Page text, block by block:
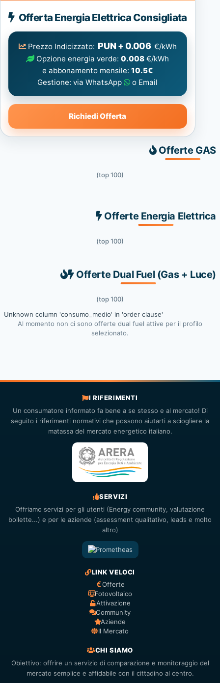
Energia
Elettrica
consigliata
Offerta Energia Elettrica Consigliata
Prezzo Indicizzato: PUN + 0.006 €/kWh
Opzione energia verde:0.008 €/kWh
e abbonamento mensile: 10.5€
Gestione: via WhatsApp
o Email
Richiedi Offerta
Offerte GAS
(top 100)
Offerte Energia Elettrica
(top 100)
Offerte Dual Fuel (Gas + Luce)
(top 100)
Unknown column 'consumo_medio' in 'order clause'
Al momento non ci sono offerte dual fuel attive per il profilo
selezionato.
I RIFERIMENTI
Un consumatore informato fa bene a se stesso e al mercato! Di
seguito i riferimenti normativi che possono aiutarti a sciogliere la
matassa del mercato energetico italiano.
SERVIZI
Offriamo servizi per gli utenti (Energy community, valutazione
bollette...) e per le aziende (assessment qualitativo, leads e molto
altro)
LINK VELOCI
Offerte
Fotovoltaico
Attivazione
Community
Aziende
Il Mercato
CHI SIAMO
Obiettivo: offrire un servizio di comparazione e monitoraggio del
mercato semplice e affidabile con il cittadino al centro.